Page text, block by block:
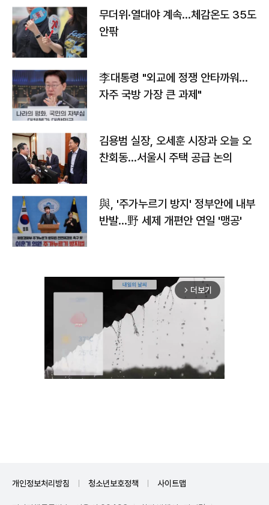
무더위·열대야 계속…체감온도 35도
안팎
李대통령 "외교에 정쟁 안타까워…
자주 국방 가장 큰 과제"
김용범 실장, 오세훈 시장과 오늘 오
찬회동...서울시 주택 공급 논의
與, '주가누르기 방지' 정부안에 내부
반발…野 세제 개편안 연일 '맹공'
arrow_forward_ios 더보기
개인정보처리방침 청소년보호정책 사이트맵